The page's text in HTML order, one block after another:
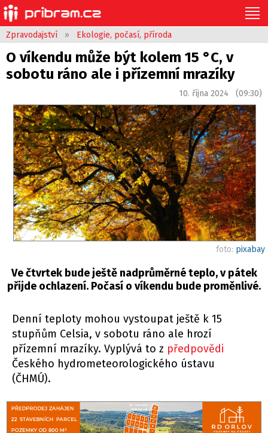
Zpravodajství » Ekologie, počasí, příroda
O víkendu může být kolem 15 °C, v
sobotu ráno ale i přízemní mrazíky
10. října 2024 (09:30)
foto: pixabay
Ve čtvrtek bude ještě nadprůměrné teplo, v pátek
přijde ochlazení. Počasí o víkendu bude proměnlivé.
Denní teploty mohou vystoupat ještě k 15
stupňům Celsia, v sobotu ráno ale hrozí
přízemní mrazíky. Vyplývá to z předpovědi
Českého hydrometeorologického ústavu
(ČHMÚ).